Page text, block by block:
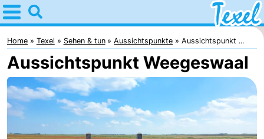
Home
Texel
Tipps
Für
kindern
Dorfer
Home Texel Sehen & tun Aussichtspunkte Aussichtspunkt ...
Aussichtspunkt Weegeswaal